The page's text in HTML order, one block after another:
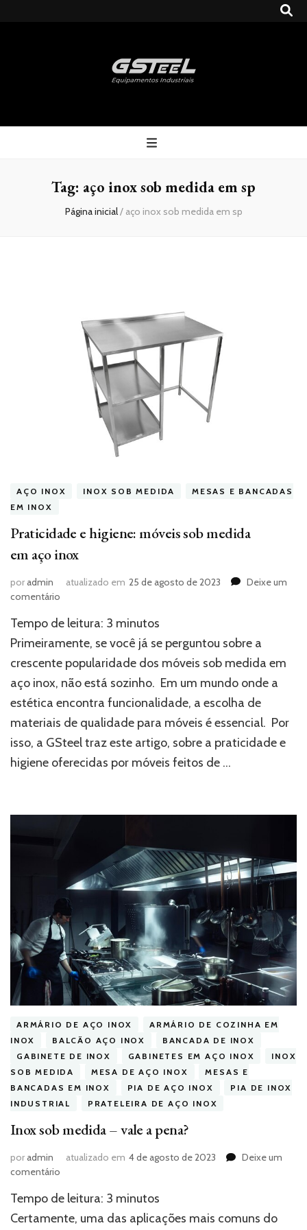
Gsteel
Tag: aço inox sob medida em sp
Página inicial/ aço inox sob medida em sp
AÇO INOX INOX SOB MEDIDA
MESAS E BANCADAS
EM INOX
Praticidade e higiene: móveis sob medida
em aço inox
poradmin atualizado em 25 de agosto de 2023
Deixe um
comentário
e
higiene:
sob
medida
aço
inox
Tempo de leitura: 3 minutos
Primeiramente, se você já se perguntou sobre a
crescente popularidade dos móveis sob medida em
aço inox, não está sozinho. Em um mundo onde a
estética encontra funcionalidade, a escolha de
materiais de qualidade para móveis é essencial. Por
isso, a GSteel traz este artigo, sobre a praticidade e
higiene oferecidas por móveis feitos de …
ARMÁRIO DE AÇO INOX
ARMÁRIO DE COZINHA EM
INOX
BALCÃO AÇO INOX
BANCADA DE INOX
GABINETE DE INOX
GABINETES EM AÇO INOX
INOX
SOB MEDIDA
MESA DE AÇO INOX
MESAS E
BANCADAS EM INOX
PIA DE AÇO INOX
PIA DE INOX
INDUSTRIAL
PRATELEIRA DE AÇO INOX
Inox sob medida – vale a pena?
poradmin atualizado em 4 de agosto de 2023
Deixe um
comentário
sob
medida
Tempo de leitura: 3 minutos
Certamente, uma das aplicações mais comuns do